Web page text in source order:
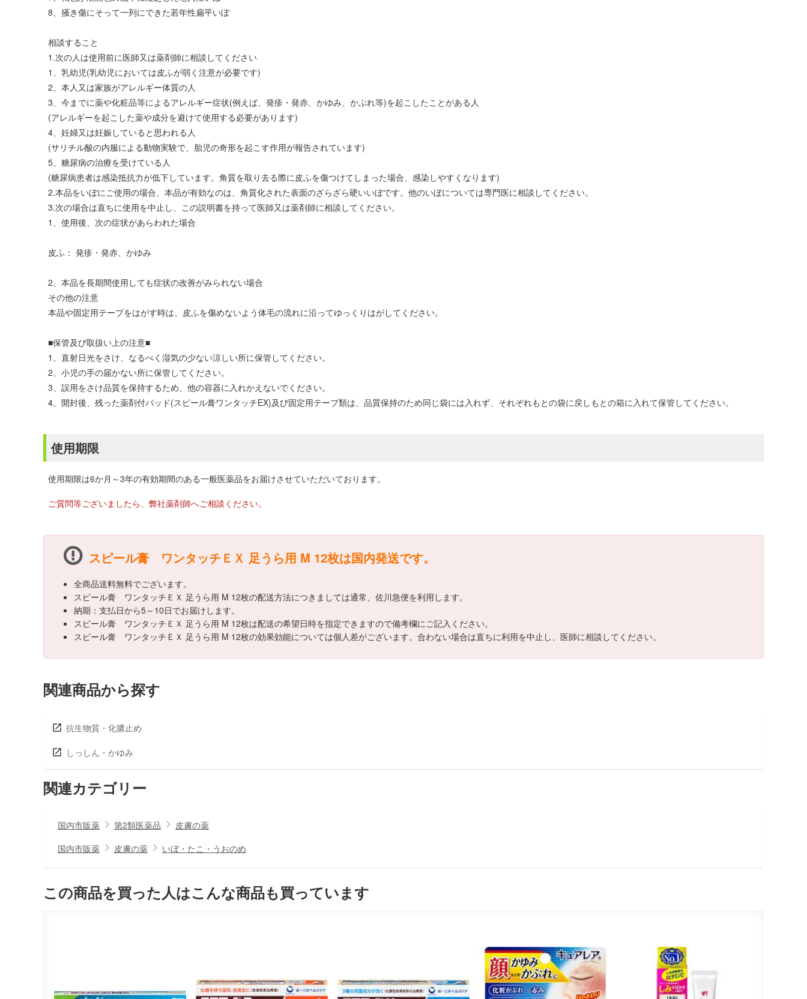
8、掻き傷にそって一列にできた若年性扁平いぼ
相談すること
1.次の人は使用前に医師又は薬剤師に相談してください
1、乳幼児(乳幼児においては皮ふが弱く注意が必要です)
2、本人又は家族がアレルギー体質の人
3、今までに薬や化粧品等によるアレルギー症状(例えば、発疹・発赤、かゆみ、かぶれ等)を起こしたことがある人
(アレルギーを起こした薬や成分を避けて使用する必要があります)
4、妊婦又は妊娠していると思われる人
(サリチル酸の内服による動物実験で、胎児の奇形を起こす作用が報告されています)
5、糖尿病の治療を受けている人
(糖尿病患者は感染抵抗力が低下しています。角質を取り去る際に皮ふを傷つけてしまった場合、感染しやすくなります)
2.本品をいぼにご使用の場合、本品が有効なのは、角質化された表面のざらざら硬いいぼです。他のいぼについては専門医に相談してください。
3.次の場合は直ちに使用を中止し、この説明書を持って医師又は薬剤師に相談してください。
1、使用後、次の症状があらわれた場合
皮ふ： 発疹・発赤、かゆみ
2、本品を長期間使用しても症状の改善がみられない場合
その他の注意
本品や固定用テープをはがす時は、皮ふを傷めないよう体毛の流れに沿ってゆっくりはがしてください。
■保管及び取扱い上の注意■
1、直射日光をさけ、なるべく湿気の少ない涼しい所に保管してください。
2、小児の手の届かない所に保管してください。
3、誤用をさけ品質を保持するため、他の容器に入れかえないでください。
4、開封後、残った薬剤付パッド(スピール膏ワンタッチEX)及び固定用テープ類は、品質保持のため同じ袋には入れず、それぞれもとの袋に戻しもとの箱に入れて保管してください。
使用期限
使用期限は6か月～3年の有効期間のある一般医薬品をお届けさせていただいております。
ご質問等ございましたら、弊社薬剤師へご相談ください。
スピール膏 ワンタッチＥＸ 足うら用 M 12枚は国内発送です。
全商品送料無料でございます。
スピール膏 ワンタッチＥＸ 足うら用 M 12枚の配送方法につきましては通常、佐川急便を利用します。
納期：支払日から5～10日でお届けします。
スピール膏 ワンタッチＥＸ 足うら用 M 12枚は配送の希望日時を指定できますので備考欄にご記入ください。
スピール膏 ワンタッチＥＸ 足うら用 M 12枚の効果効能については個人差がございます。合わない場合は直ちに利用を中止し、医師に相談してください。
関連商品から探す
抗生物質・化膿止め
しっしん・かゆみ
関連カテゴリー
国内市販薬 第2類医薬品
皮膚の薬
国内市販薬
皮膚の薬 いぼ・たこ・うおのめ
この商品を買った人はこんな商品も買っています